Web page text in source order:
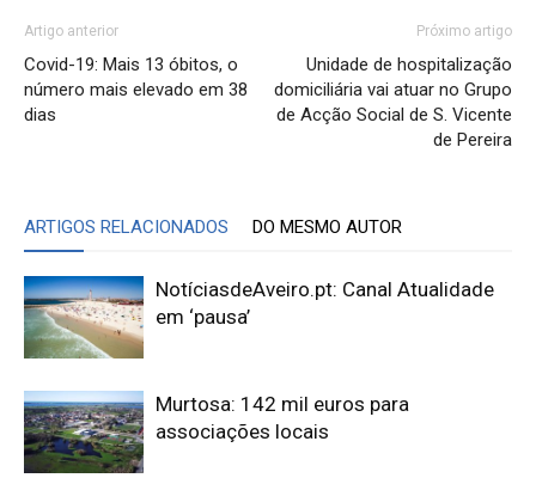
Artigo anterior
Covid-19: Mais 13 óbitos, o
número mais elevado em 38
dias
Próximo artigo
Unidade de hospitalização
domiciliária vai atuar no Grupo
de Acção Social de S. Vicente
de Pereira
ARTIGOS RELACIONADOS DO MESMO AUTOR
NotíciasdeAveiro.pt: Canal Atualidade
em ‘pausa’
Murtosa: 142 mil euros para
associações locais